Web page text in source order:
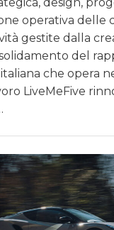
operativa delle
gestite dalla
del
che opera
LiveMeFive